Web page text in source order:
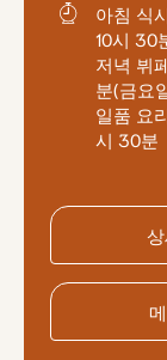
아침 식
10시 30
저녁 뷔
분(금요
일품 요
시 30분